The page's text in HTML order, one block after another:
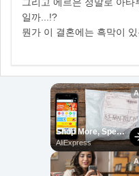
일까...!?
뭔가 이 결혼에는 흑막이 있